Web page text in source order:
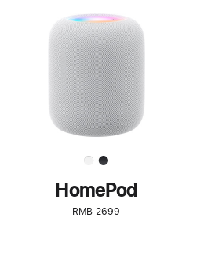
步
了
解
HomePod<
HomePod
RMB 2699